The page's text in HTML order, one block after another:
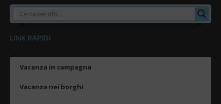
LINK RAPIDI
Vacanza in campagna
Vacanza nei borghi